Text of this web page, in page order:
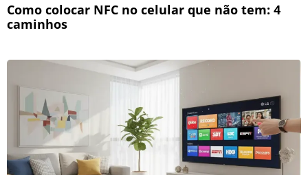
Como colocar NFC no celular que não tem: 4
caminhos